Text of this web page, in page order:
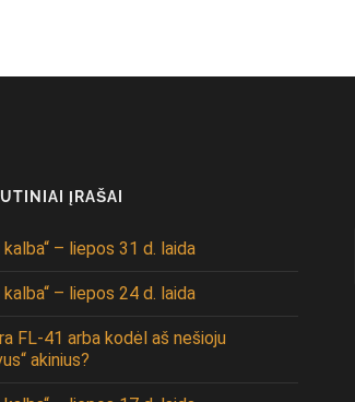
ĮRAŠAI
kalba“ – liepos 31 d. laida
kalba“ – liepos 24 d. laida
FL-41 arba kodėl aš nešioju
akinius?